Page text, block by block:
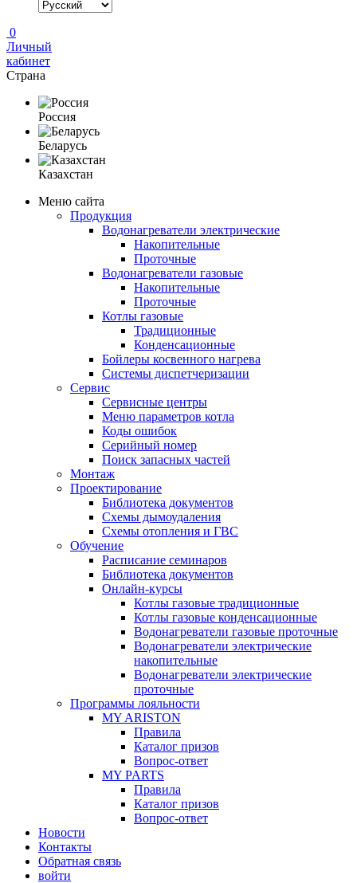
0
Личный
кабинет
Страна
Россия
Беларусь
Казахстан
Меню сайта
Продукция
Водонагреватели электрические
Накопительные
Проточные
Водонагреватели газовые
Накопительные
Проточные
Котлы газовые
Традиционные
Конденсационные
Бойлеры косвенного нагрева
Системы диспетчеризации
Сервис
Сервисные центры
Меню параметров котла
Коды ошибок
Серийный номер
Поиск запасных частей
Монтаж
Проектирование
Библиотека документов
Схемы дымоудаления
Схемы отопления и ГВС
Обучение
Расписание семинаров
Библиотека документов
Онлайн-курсы
Котлы газовые традиционные
Котлы газовые конденсационные
Водонагреватели газовые проточные
Водонагреватели электрические
накопительные
Водонагреватели электрические
проточные
Программы лояльности
MY ARISTON
Правила
Каталог призов
Вопрос-ответ
MY PARTS
Правила
Каталог призов
Вопрос-ответ
Новости
Контакты
Обратная связь
войти